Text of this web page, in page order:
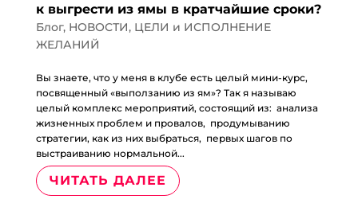
к выгрести из ямы в кратчайшие сроки?
Блог, НОВОСТИ, ЦЕЛИ и ИСПОЛНЕНИЕ
ЖЕЛАНИЙ
Вы знаете, что у меня в клубе есть целый мини-курс,
посвященный «выползанию из ям»? Так я называю
целый комплекс мероприятий, состоящий из: анализа
жизненных проблем и провалов, продумыванию
стратегии, как из них выбраться, первых шагов по
выстраиванию нормальной...
ЧИТАТЬ ДАЛЕЕ